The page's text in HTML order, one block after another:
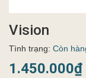
Vision
Tình trạng: Còn
1.450.000₫